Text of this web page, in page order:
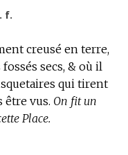
f.
creusé en terre,
secs, & où il
qui tirent
être vus. On fit un
Place.